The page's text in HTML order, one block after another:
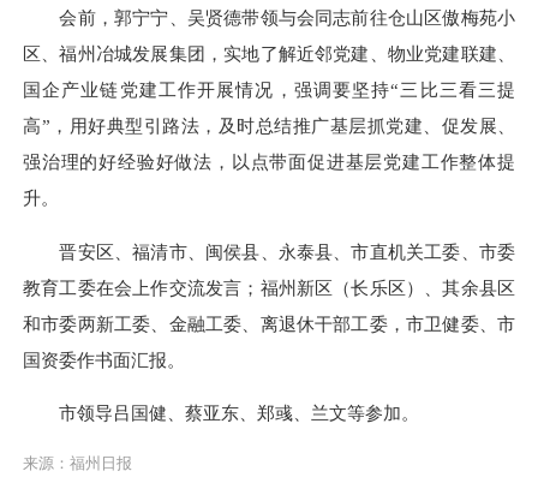
会前，郭宁宁、吴贤德带领与会同志前往仓山区傲梅苑小
区、福州冶城发展集团，实地了解近邻党建、物业党建联建、
国企产业链党建工作开展情况，强调要坚持“三比三看三提
高”，用好典型引路法，及时总结推广基层抓党建、促发展、
强治理的好经验好做法，以点带面促进基层党建工作整体提
升。
晋安区、福清市、闽侯县、永泰县、市直机关工委、市委
教育工委在会上作交流发言；福州新区（长乐区）、其余县区
和市委两新工委、金融工委、离退休干部工委，市卫健委、市
国资委作书面汇报。
市领导吕国健、蔡亚东、郑彧、兰文等参加。
来源：福州日报